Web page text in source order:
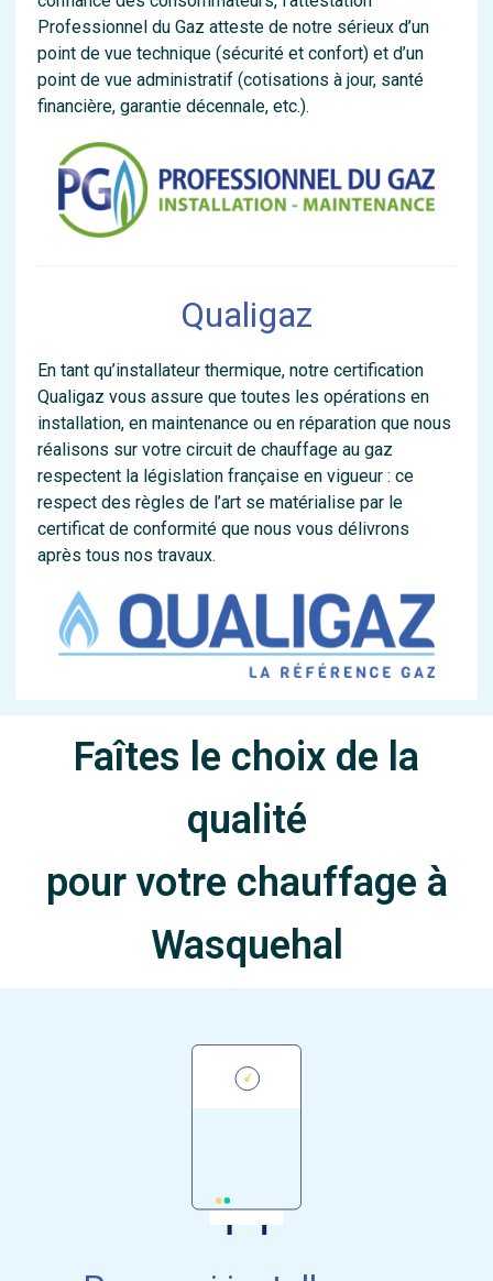
Professionnel du Gaz atteste de notre sérieux d’un
point de vue technique (sécurité et confort) et d’un
point de vue administratif (cotisations à jour, santé
financière, garantie décennale, etc.).
Qualigaz
En tant qu’installateur thermique, notre certification
Qualigaz vous assure que toutes les opérations en
installation, en maintenance ou en réparation que nous
réalisons sur votre circuit de chauffage au gaz
respectent la législation française en vigueur : ce
respect des règles de l’art se matérialise par le
certificat de conformité que nous vous délivrons
après tous nos travaux.
Faîtes le choix de la
qualité
pour votre chauffage à
Wasquehal